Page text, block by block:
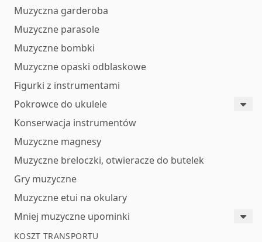
Muzyczna garderoba
Muzyczne parasole
Muzyczne bombki
Muzyczne opaski odblaskowe
Figurki z instrumentami
Pokrowce do ukulele
Konserwacja instrumentów
Muzyczne magnesy
Muzyczne breloczki, otwieracze do butelek
Gry muzyczne
Muzyczne etui na okulary
Mniej muzyczne upominki
KOSZT TRANSPORTU